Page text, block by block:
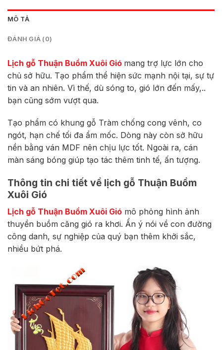
MÔ TẢ
ĐÁNH GIÁ (0)
Lịch gỗ Thuận Buồm Xuôi Gió mang trợ lực lớn cho
chủ sở hữu. Tạo phẩm thể hiện sức mạnh nội tại, sự tự
tin và an nhiên. Vì thế, dù sóng to, gió lớn đến mấy,..
bạn cũng sớm vượt qua.
Tạo phẩm có khung gỗ Tràm chống cong vênh, co
ngót, hạn chế tối đa ẩm mốc. Dòng này còn sở hữu
nền bằng ván MDF nên chịu lực tốt. Ngoài ra, cán
màn sáng bóng giúp tạo tác thêm tinh tế, ấn tượng.
Thông tin chi tiết về lịch gỗ Thuận Buồm
Xuôi Gió
Lịch gỗ Thuận Buồm Xuôi Gió mô phỏng hình ảnh
thuyền buồm căng gió ra khơi. Ẩn ý nói về con đường
công danh, sự nghiệp của quý bạn thêm khởi sắc,
nhiều bứt phá.